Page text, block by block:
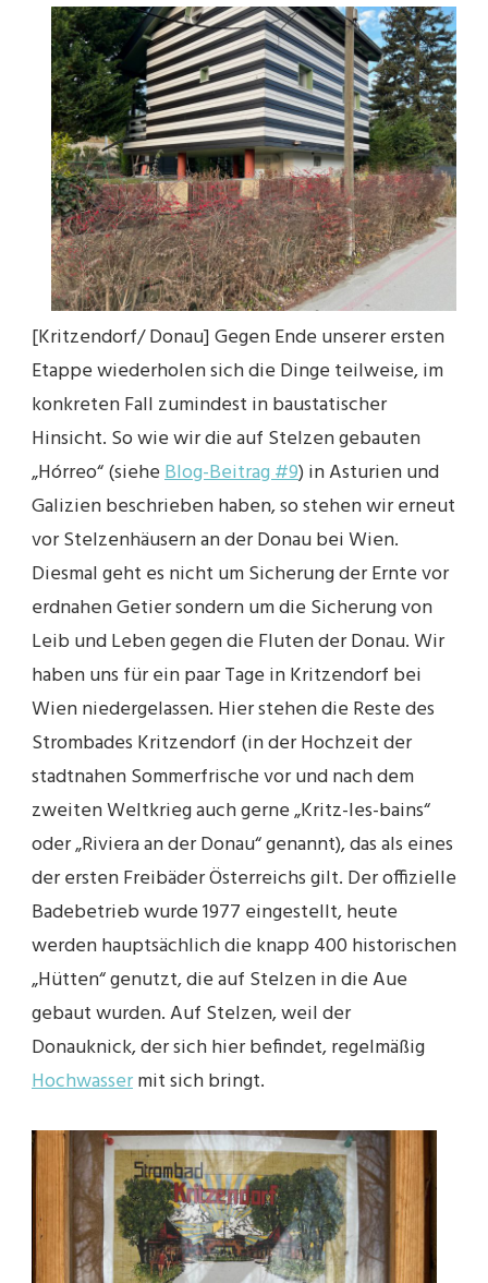
[Kritzendorf/ Donau] Gegen Ende unserer ersten
Etappe wiederholen sich die Dinge teilweise, im
konkreten Fall zumindest in baustatischer
Hinsicht. So wie wir die auf Stelzen gebauten
„Hórreo“ (sieheBlog-Beitrag #9) in Asturien und
Galizien beschrieben haben, so stehen wir erneut
vor Stelzenhäusern an der Donau bei Wien.
Diesmal geht es nicht um Sicherung der Ernte vor
erdnahen Getier sondern um die Sicherung von
Leib und Leben gegen die Fluten der Donau. Wir
haben uns für ein paar Tage in Kritzendorf bei
Wien niedergelassen. Hier stehen die Reste des
Strombades Kritzendorf (in der Hochzeit der
stadtnahen Sommerfrische vor und nach dem
zweiten Weltkrieg auch gerne „Kritz-les-bains“
oder „Riviera an der Donau“ genannt), das als eines
der ersten Freibäder Österreichs gilt. Der offizielle
Badebetrieb wurde 1977 eingestellt, heute
werden hauptsächlich die knapp 400 historischen
„Hütten“ genutzt, die auf Stelzen in die Aue
gebaut wurden. Auf Stelzen, weil der
Donauknick, der sich hier befindet, regelmäßig
Hochwassermit sich bringt.